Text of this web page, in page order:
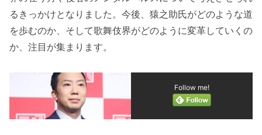
るきっかけとなりました。今後、猿之助氏がどのような道
を歩むのか、そして歌舞伎界がどのように変革していくの
か、注目が集まります。
Follow me!